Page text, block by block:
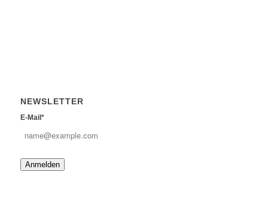
NEWSLETTER
E-Mail*
Anmelden